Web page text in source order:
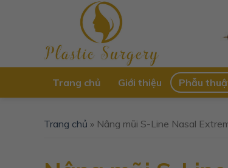
Trang chủ Giới thiệu Phẫu
Trang chủ » Nâng mũi S-Line Nasal